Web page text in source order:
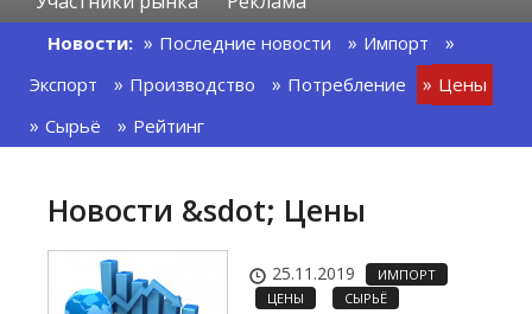
Новости: Последние новости
Импорт
Экспорт
Производство Потребление
Цены
Сырьё
Рейтинг
Новости &sdot; Цены
25.11.2019
ИМПОРТ
ЦЕНЫ
СЫРЬЁ